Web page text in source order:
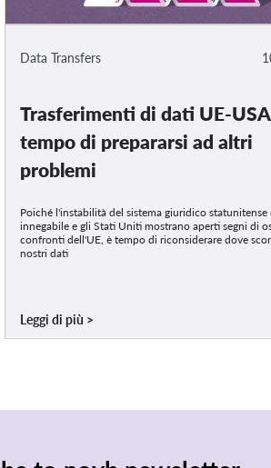
Data Transfers
Trasferimenti di dati UE-
tempo di prepararsi ad altri
problemi
Poiché l'instabilità del sistema giuridico statunitense
innegabile e gli Stati Uniti mostrano aperti segni di
confronti dell'UE, è tempo di riconsiderare dove
nostri dati
Leggi di più